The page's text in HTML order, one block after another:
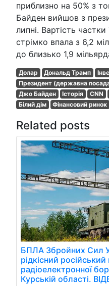
приблизно на 50% з
Байден вийшов з
липні. Вартість
стрімко впала з 6,2
до близько 1,9
Долар Дональд Трамп
Президент (державна
Джо Байден
Історія CNN
Білий дім
Фінансовий ринок
Related posts
БПЛА Збройних Сил
рідкісний
радіоелектронної
Курській області.